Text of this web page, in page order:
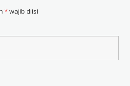
*wajib diisi